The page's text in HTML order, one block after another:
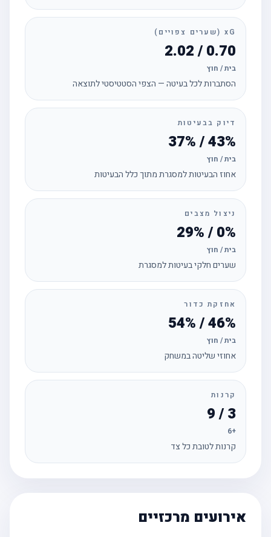
xG (שערים צפויים)
0.70 / 2.02
בית / חוץ
הסתברות לכל בעיטה — הצפי הסטטיסטי לתוצאה
דיוק בבעיטות
43% / 37%
בית / חוץ
אחוז הבעיטות למסגרת מתוך כלל הבעיטות
ניצול מצבים
0% / 29%
בית / חוץ
שערים חלקי בעיטות למסגרת
אחזקת כדור
46% / 54%
בית / חוץ
אחוזי שליטה במשחק
קרנות
3 / 9
קרנות לטובת כל צד
אירועים מרכזיים